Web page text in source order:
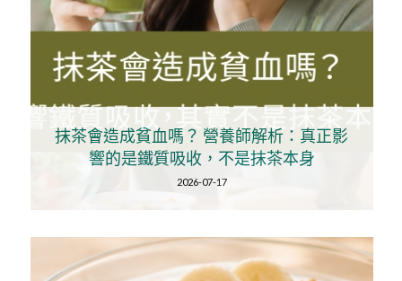
抹茶會造成貧血嗎？ 營養師解析：真正影
響的是鐵質吸收，不是抹茶本身
2026-07-17